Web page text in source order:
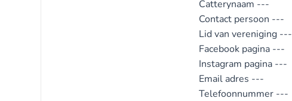
Catterynaam ---
Contact persoon ---
Lid van vereniging ---
Facebook pagina ---
Instagram pagina ---
Email adres ---
Telefoonnummer ---